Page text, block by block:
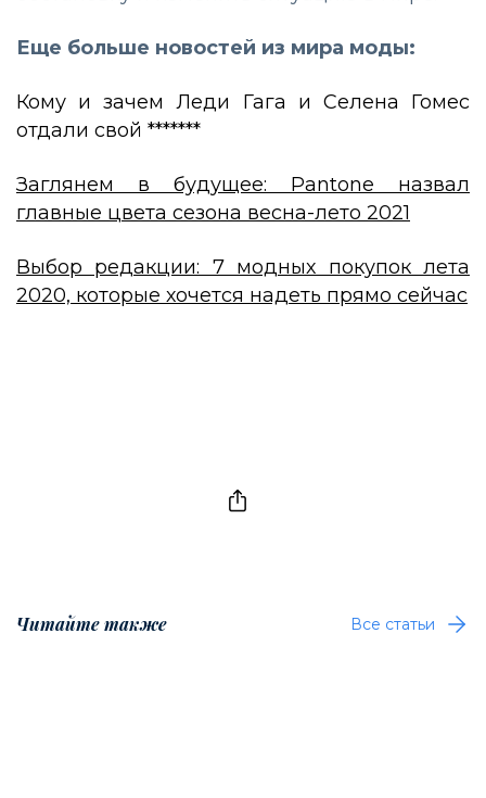
Еще больше новостей из мира моды:
Кому и зачем Леди Гага и Селена Гомес
отдали свой *******
Заглянем в будущее: Pantone назвал
главные цвета сезона весна-лето 2021
Выбор редакции: 7 модных покупок лета
2020, которые хочется надеть прямо сейчас
Читайте также Все статьи